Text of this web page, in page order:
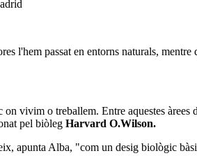
l'hem passat en entorns naturals,
vivim o treballem. Entre aquestes
pel biòleg Harvard O.Wilson.
apunta Alba, "com un desig biològic